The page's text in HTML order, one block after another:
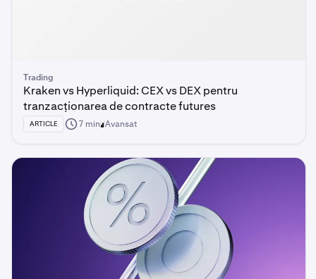
Trading
Kraken vs Hyperliquid: CEX vs DEX pentru
tranzacționarea de contracte futures
ARTICLE 7 min Avansat